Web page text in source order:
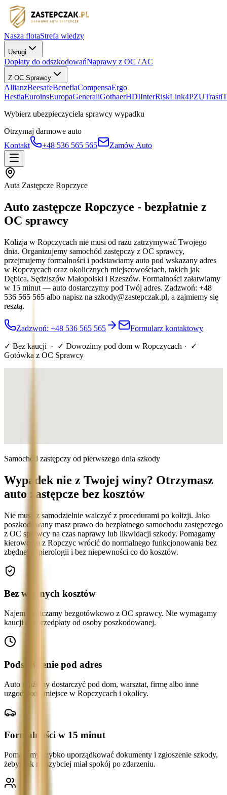
Nasza flotaStrefa wiedzy
Usługi
Dopłaty do odszkodowańNaprawy z OC / AC
Z OC Sprawcy
AllianzBeesafeBenefiaCompensaErgo
HestiaEuroinsEuropaGeneraliGothaerHDIInterRiskLink4PZUTrasti
Wybierz ubezpieczyciela sprawcy wypadku
Otrzymaj darmowe auto
Kontakt
+48 536 565 565 Zamów Auto
Auta Zastępcze Ropczyce
Auto zastępcze Ropczyce - bezpłatnie z
OC sprawcy
Kolizja w Ropczycach nie musi od razu zatrzymywać Twojego
dnia. Organizujemy samochód zastępczy z OC sprawcy,
przejmujemy formalności i podstawiamy auto pod wskazany adres
w Ropczycach oraz okolicznych miejscowościach, takich jak
Dębica, Sędziszów Małopolski i Rzeszów. Formalności załatwiamy
w 15 minut — auto dostarczymy pod Twój adres. Zadzwoń: +48
536 565 565 albo napisz na szkody@zastepczak.pl, a zajmiemy się
resztą.
Zadzwoń: +48 536 565 565 Formularz kontaktowy
✓ Bez kaucji · ✓ Dowozimy pod dom w Ropczycach · ✓
Gotówka z OC Sprawcy
Samochód zastępczy od pierwszego dnia szkody
Wypadek nie z Twojej winy? Otrzymasz
auto zastępcze bez kosztów
Nie musisz samodzielnie walczyć z procedurami po kolizji. Jako
poszkodowany masz prawo do bezpłatnego samochodu zastępczego
z OC sprawcy na czas naprawy lub likwidacji szkody. Pomagamy
kierowcom z Ropczyc wrócić do normalnego funkcjonowania bez
zbędnej papierologii i bez niepewności co do kosztów.
Bez własnych kosztów
Najem rozliczamy bezgotówkowo z OC sprawcy. Nie wymagamy
kaucji ani przedpłaty od osoby poszkodowanej.
Podstawienie pod adres
Auto możemy dostarczyć pod dom, warsztat, firmę albo inne
uzgodnione miejsce w Ropczycach i okolicy.
Formalności w 15 minut
Pomagamy szybko uporządkować dokumenty i zgłoszenie szkody,
żebyś jak najszybciej miał spokój po zdarzeniu.